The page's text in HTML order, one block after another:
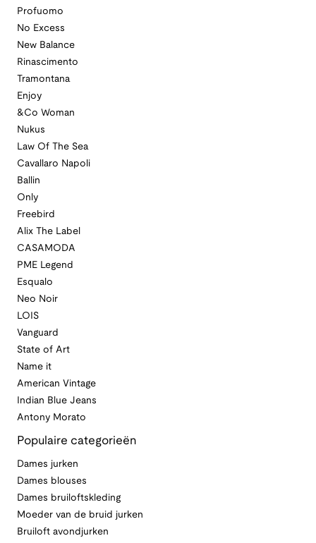
Profuomo
No Excess
New Balance
Rinascimento
Tramontana
Enjoy
&Co Woman
Nukus
Law Of The Sea
Cavallaro Napoli
Ballin
Only
Freebird
Alix The Label
CASAMODA
PME Legend
Esqualo
Neo Noir
LOIS
Vanguard
State of Art
Name it
American Vintage
Indian Blue Jeans
Antony Morato
Populaire categorieën
Dames jurken
Dames blouses
Dames bruiloftskleding
Moeder van de bruid jurken
Bruiloft avondjurken